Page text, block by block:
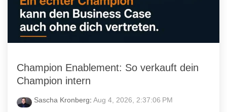
Champion Enablement: So verkauft dein
Champion intern
Sascha Kronberg: Aug 4, 2026, 2:37:06 PM